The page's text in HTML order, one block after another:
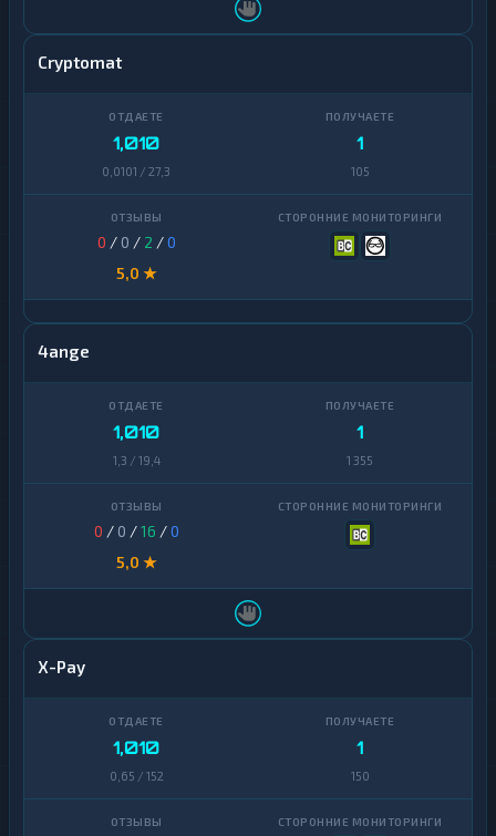
Cryptomat
1,010
0,0101 / 27,3
1
105
0 / 0 / 2 /0
5,0 ★
4ange
1,010
1,3 / 19,4
1
1 355
0 / 0 /16 /0
5,0 ★
X-Pay
1,010
0,65 / 152
1
150